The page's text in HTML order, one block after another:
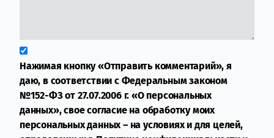
Нажимая кнопку «Отправить комментарий», я
даю, в соответствии с Федеральным законом
№152-ФЗ от 27.07.2006 г. «О персональных
данных», свое согласие на обработку моих
персональных данных – на условиях и для целей,